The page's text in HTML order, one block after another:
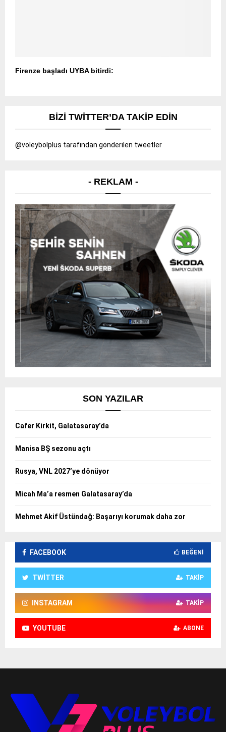
Firenze başladı UYBA bitirdi:
BIZI TWITTER’DA TAKIP EDIN
@voleybolplus tarafından gönderilen tweetler
- REKLAM -
SON YAZILAR
Cafer Kirkit, Galatasaray’da
Manisa BŞ sezonu açtı
Rusya, VNL 2027’ye dönüyor
Micah Ma’a resmen Galatasaray’da
Mehmet Akif Üstündağ: Başarıyı korumak daha zor
FACEBOOK BEĞENI
TWITTER TAKIP
INSTAGRAM TAKIP
YOUTUBE ABONE